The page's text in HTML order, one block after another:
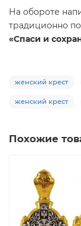
На обороте
традиционно
«Спаси и
женский крест
женский крест
Похожие